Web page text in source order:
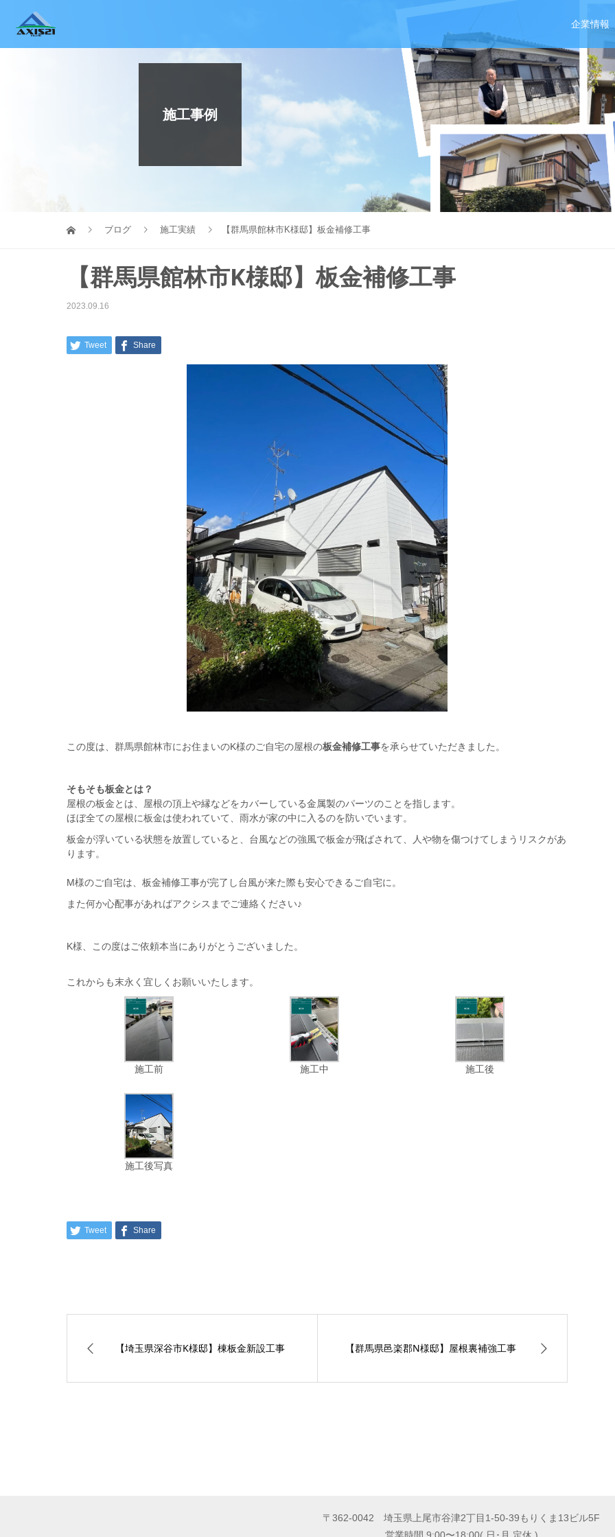
企業情報
施工事例
ブログ 施工実績 【群馬県館林市K様邸】板金補修工事
【群馬県館林市K様邸】板金補修工事
2023.09.16
Tweet Share
この度は、群馬県館林市にお住まいのK様のご自宅の屋根の板金補修工事を承らせていただきました。
そもそも板金とは？
屋根の板金とは、屋根の頂上や縁などをカバーしている金属製のパーツのことを指します。
ほぼ全ての屋根に板金は使われていて、雨水が家の中に入るのを防いでいます。
板金が浮いている状態を放置していると、台風などの強風で板金が飛ばされて、人や物を傷つけてしまうリスクがあ
ります。
M様のご自宅は、板金補修工事が完了し台風が来た際も安心できるご自宅に。
また何か心配事があればアクシスまでご連絡ください♪
K様、この度はご依頼本当にありがとうございました。
これからも末永く宜しくお願いいたします。
施工前 施工中 施工後
施工後写真
Tweet Share
【埼玉県深谷市K様邸】棟板金新設工事 【群馬県邑楽郡N様邸】屋根裏補強工事
〒362-0042 埼玉県上尾市谷津2丁目1-50-39もりくま13ビル5F
営業時間 9:00〜18:00( 日･月 定休 )